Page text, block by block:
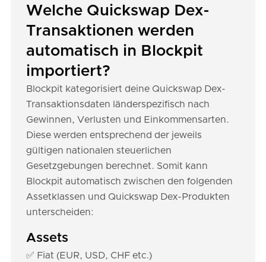
Welche Quickswap Dex-
Transaktionen werden
automatisch in Blockpit
importiert?
Blockpit kategorisiert deine Quickswap Dex-
Transaktionsdaten länderspezifisch nach
Gewinnen, Verlusten und Einkommensarten.
Diese werden entsprechend der jeweils
gültigen nationalen steuerlichen
Gesetzgebungen berechnet. Somit kann
Blockpit automatisch zwischen den folgenden
Assetklassen und Quickswap Dex-Produkten
unterscheiden:
Assets
✅ Fiat (EUR, USD, CHF etc.)